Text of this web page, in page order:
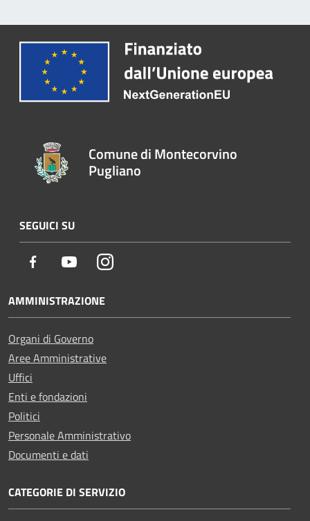
Comune di Montecorvino
Pugliano
SEGUICI SU
Facebook YoutubeInstagram
AMMINISTRAZIONE
Organi di Governo
Aree Amministrative
Uffici
Enti e fondazioni
Politici
Personale Amministrativo
Documenti e dati
CATEGORIE DI SERVIZIO